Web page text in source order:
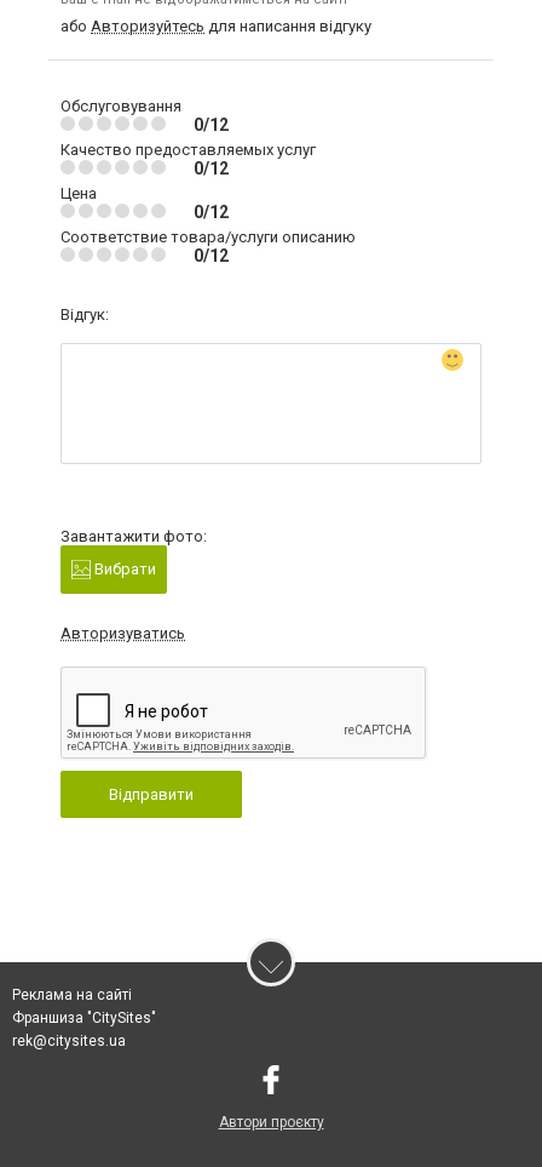
або Авторизуйтесь для написання відгуку
Обслуговування
0/12
Качество предоставляемых услуг
0/12
Цена
0/12
Соответствие товара/услуги описанию
0/12
Відгук:
Завантажити фото:
Вибрати
Авторизуватись
Відправити
Реклама на сайті
Франшиза "CitySites"
rek@citysites.ua
Автори проєкту